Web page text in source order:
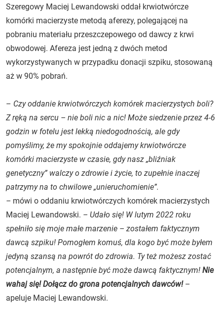
Szeregowy Maciej Lewandowski oddał krwiotwórcze
komórki macierzyste metodą aferezy, polegającej na
pobraniu materiału przeszczepowego od dawcy z krwi
obwodowej. Afereza jest jedną z dwóch metod
wykorzystywanych w przypadku donacji szpiku, stosowaną
aż w 90% pobrań.
– Czy oddanie krwiotwórczych komórek macierzystych boli?
Z ręką na sercu – nie boli nic a nic! Może siedzenie przez 4-6
godzin w fotelu jest lekką niedogodnością, ale gdy
pomyślimy, że my spokojnie oddajemy krwiotwórcze
komórki macierzyste w czasie, gdy nasz „bliźniak
genetyczny” walczy o zdrowie i życie, to zupełnie inaczej
patrzymy na to chwilowe „unieruchomienie”.
– mówi o oddaniu krwiotwórczych komórek macierzystych
Maciej Lewandowski. – Udało się! W lutym 2022 roku
spełniło się moje małe marzenie – zostałem faktycznym
dawcą szpiku! Pomogłem komuś, dla kogo być może byłem
jedyną szansą na powrót do zdrowia. Ty też możesz zostać
potencjalnym, a następnie być może dawcą faktycznym! Nie
wahaj się! Dołącz do grona potencjalnych dawców! –
apeluje Maciej Lewandowski.